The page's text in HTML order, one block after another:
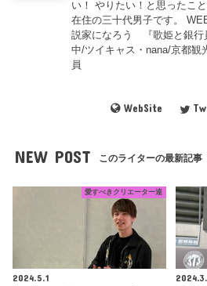
い！ やりたい！と思ったこ
在住の三十代男子です。
説家になろう 『歌姫と銀行
中/ツイキャス・nana/京都観
員
WebSite
NEW POST このライターの最新記事
愛すべきクリエーター達
2024.5.1